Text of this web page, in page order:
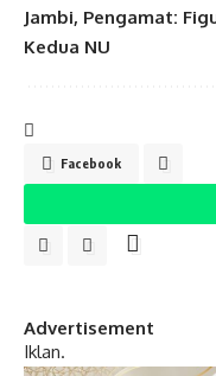
Jambi, Pengamat:
Kedua NU
Facebook
Advertisement
Iklan.